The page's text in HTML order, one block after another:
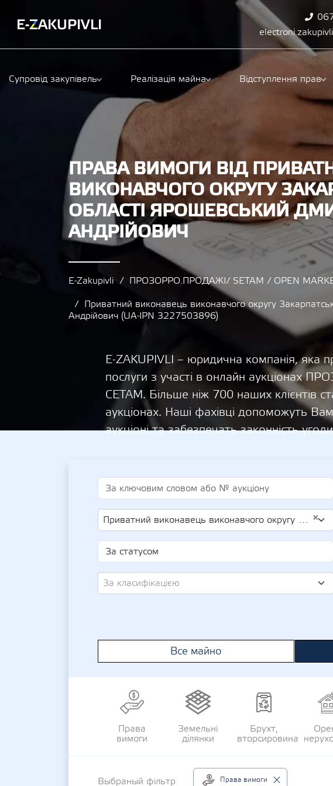
Супровід закупівель Реалізація майна Відступлення прав
ПРАВА ВИМОГИ ВІД
ВИКОНАВЧОГО ОКРУГУ
ОБЛАСТІ ЯРОШЕВСЬКИЙ
АНДРІЙОВИЧ
E-Zakupivli ПРОЗОРРО.ПРОДАЖІ/ SETAM / OPEN
Приватний виконавець виконавчого округу
Андрійович (UA-IPN 3227503896)
E-ZAKUPIVLI – юридична компанія, яка
послуги з участі в онлайн аукціонах
СЕТАМ. Більше ніж 700 наших клієнтів
аукціонах. Наші фахівці допоможуть
аукціоні та забезпечать законність
×
Приватний виконавець виконавчого округу Закарпатської області Ярошевський Дмитро Андрійович (UA-IPN 3227503896)
За класифікацією
Все майно
Права
вимоги
Земельні
ділянки
Брухт,
вторсировина
Выбраный фільтр Права вимоги